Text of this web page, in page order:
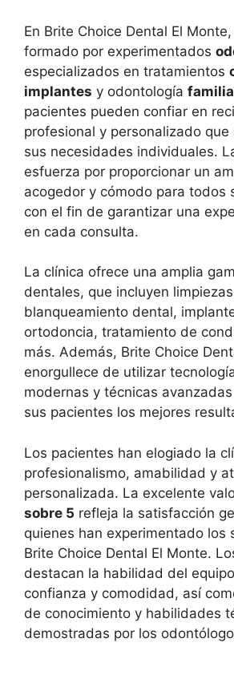
En Brite Choice Dental El
formado por experimentados
especializados en tratamientos
implantes y odontología
pacientes pueden confiar en
profesional y personalizado que
sus necesidades individuales.
esfuerza por proporcionar un
acogedor y cómodo para todos
con el fin de garantizar una
en cada consulta.
La clínica ofrece una amplia
dentales, que incluyen
blanqueamiento dental,
ortodoncia, tratamiento de
más. Además, Brite Choice
enorgullece de utilizar
modernas y técnicas
sus pacientes los mejores
Los pacientes han elogiado la
profesionalismo, amabilidad y
personalizada. La excelente
sobre 5 refleja la satisfacción
quienes han experimentado los
Brite Choice Dental El Monte.
destacan la habilidad del
confianza y comodidad, así
de conocimiento y habilidades
demostradas por los